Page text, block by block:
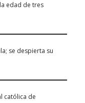
edad de tres
se despierta su
católica de